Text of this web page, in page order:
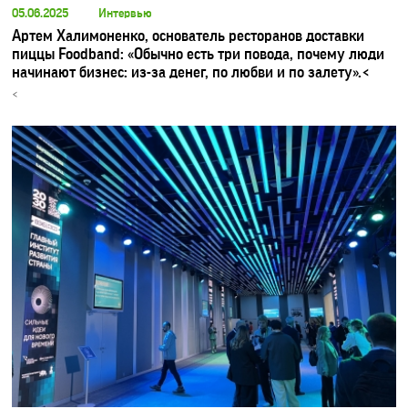
05.06.2025 Интервью
Артем Халимоненко, основатель ресторанов доставки
пиццы Foodband: «Обычно есть три повода, почему люди
начинают бизнес: из-за денег, по любви и по залету».<
<